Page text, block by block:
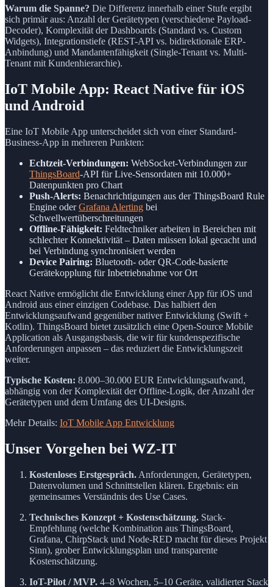
Warum die Spanne? Die Differenz innerhalb einer Stufe ergibt
sich primär aus: Anzahl der Gerätetypen (verschiedene Payload-
Decoder), Komplexität der Dashboards (Standard vs. Custom
Widgets), Integrationstiefe (REST-API vs. bidirektionale ERP-
Anbindung) und Mandantenfähigkeit (Single-Tenant vs. Multi-
Tenant mit Kundenhierarchie).
IoT Mobile App: React Native für iOS
und Android
Eine IoT Mobile App unterscheidet sich von einer Standard-
Business-App in mehreren Punkten:
Echtzeit-Verbindungen: WebSocket-Verbindungen zur
ThingsBoard-API für Live-Sensordaten mit 10.000+
Datenpunkten pro Chart
Push-Alerts: Benachrichtigungen aus der ThingsBoard Rule
Engine oderGrafana Alerting bei
Schwellwertüberschreitungen
Offline-Fähigkeit: Feldtechniker arbeiten in Bereichen mit
schlechter Konnektivität – Daten müssen lokal gecacht und
bei Verbindung synchronisiert werden
Device Pairing: Bluetooth- oder QR-Code-basierte
Gerätekopplung für Inbetriebnahme vor Ort
React Native ermöglicht die Entwicklung einer App für iOS und
Android aus einer einzigen Codebase. Das halbiert den
Entwicklungsaufwand gegenüber nativer Entwicklung (Swift +
Kotlin). ThingsBoard bietet zusätzlich eine Open-Source Mobile
Application als Ausgangsbasis, die wir für kundenspezifische
Anforderungen anpassen – das reduziert die Entwicklungszeit
weiter.
Typische Kosten: 8.000–30.000 EUR Entwicklungsaufwand,
abhängig von der Komplexität der Offline-Logik, der Anzahl der
Gerätetypen und dem Umfang des UI-Designs.
Mehr Details: IoT Mobile App Entwicklung
Unser Vorgehen bei WZ-IT
Kostenloses Erstgespräch. Anforderungen, Gerätetypen,
Datenvolumen und Schnittstellen klären. Ergebnis: ein
gemeinsames Verständnis des Use Cases.
Technisches Konzept + Kostenschätzung. Stack-
Empfehlung (welche Kombination aus ThingsBoard,
Grafana, ChirpStack und Node-RED macht für dieses Projekt
Sinn), grober Entwicklungsplan und transparente
Kostenschätzung.
IoT-Pilot / MVP. 4–8 Wochen, 5–10 Geräte, validierter Stack